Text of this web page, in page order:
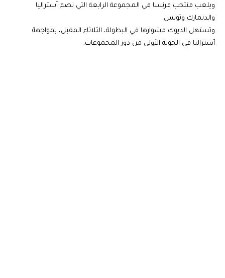
ويلعب منتخب فرنسا في المجموعة الرابعة التي تضم أستراليا
والدنمارك وتونس.
وتستهل الديوك مشوارها في البطولة، الثلاثاء المقبل، بمواجهة
أستراليا في الجولة الأولى من دور المجموعات.